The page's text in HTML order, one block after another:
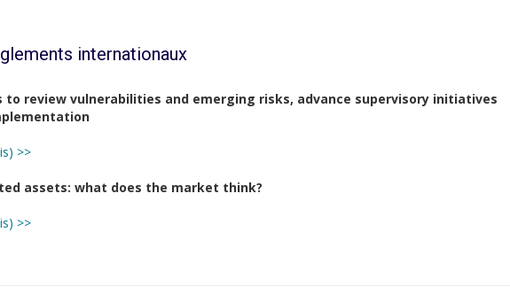
internationaux
to review vulnerabilities and emerging risks, advance supervisory initiatives
>>
assets: what does the market think?
>>